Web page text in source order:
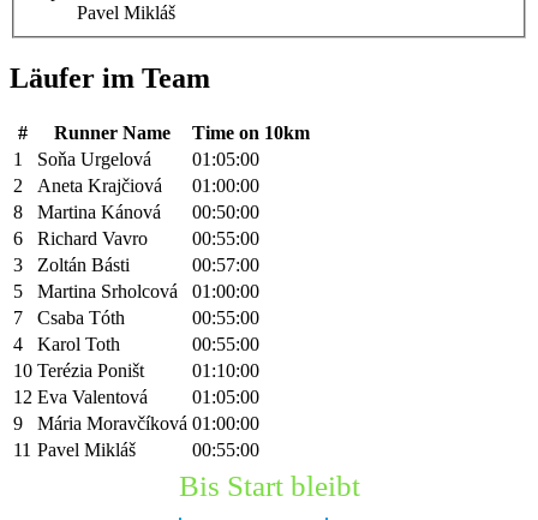
Pavel Mikláš
Läufer im Team
# Runner Name
Time on 10km
1
Soňa Urgelová
01:05:00
2
Aneta Krajčiová
01:00:00
8
Martina Kánová
00:50:00
6
Richard Vavro
00:55:00
3
Zoltán Básti
00:57:00
5
Martina Srholcová
01:00:00
7
Csaba Tóth
00:55:00
4
Karol Toth
00:55:00
10 Terézia Poništ
01:10:00
12 Eva Valentová
01:05:00
9
Mária Moravčíková 01:00:00
11 Pavel Mikláš 00:55:00
Bis Start bleibt